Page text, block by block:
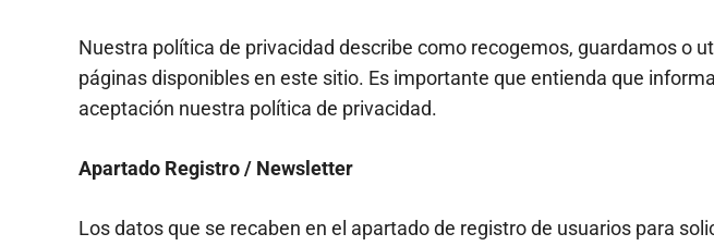
Nuestra política de privacidad describe como recogemos, guardamos o
páginas disponibles en este sitio. Es importante que entienda que
aceptación nuestra política de privacidad.
Apartado Registro / Newsletter
Los datos que se recaben en el apartado de registro de usuarios para